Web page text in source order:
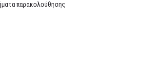
παρακολούθησης